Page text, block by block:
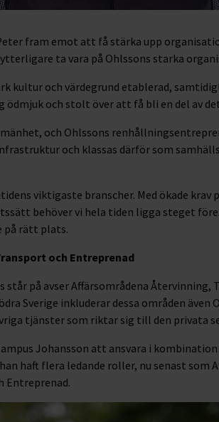
fram emot att få stärka upp
ta vara på Ohlssons starka
kultur och värdegrund etablerad,
ödmjuk och stolt över att få bli en del av
och Ohlssons
och klassas därför som
viktigaste branscher. Med ökade
behöver vi hela tiden ligga steget
på rätt plats.
och Entreprenad
står på avser Affärsområdena Återvinning,
Sverige inkluderar dessa områden
tjänster som riktar sig till den privata
Johansson att ansvara i kombination
haft flera ledande roller, nu senast som
Entreprenad.